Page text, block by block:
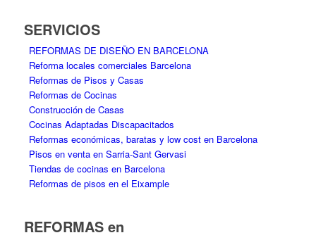
SERVICIOS
REFORMAS DE DISEÑO EN BARCELONA
Reforma locales comerciales Barcelona
Reformas de Pisos y Casas
Reformas de Cocinas
Construcción de Casas
Cocinas Adaptadas Discapacitados
Reformas económicas, baratas y low cost en Barcelona
Pisos en venta en Sarria-Sant Gervasi
Tiendas de cocinas en Barcelona
Reformas de pisos en el Eixample
REFORMAS en